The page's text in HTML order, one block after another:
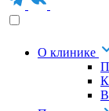
О клинике